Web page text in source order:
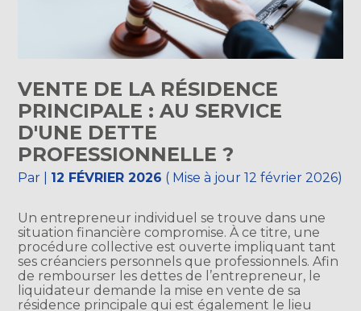
VENTE DE LA RÉSIDENCE
PRINCIPALE : AU SERVICE
D'UNE DETTE
PROFESSIONNELLE ?
Par 12 FÉVRIER 2026 ( Mise à jour 12 février 2026)
Un entrepreneur individuel se trouve dans une
situation financière compromise. À ce titre, une
procédure collective est ouverte impliquant tant
ses créanciers personnels que professionnels. Afin
de rembourser les dettes de l’entrepreneur, le
liquidateur demande la mise en vente de sa
résidence principale qui est également le lieu